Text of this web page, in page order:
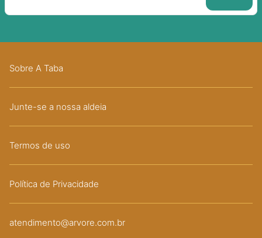
Sobre A Taba
Junte-se a nossa aldeia
Termos de uso
Política de Privacidade
atendimento@arvore.com.br